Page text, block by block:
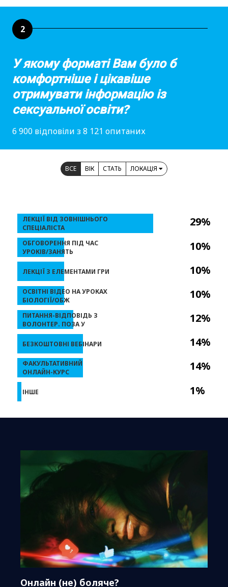
2
У якому форматі Вам було б
комфортніше і цікавіше
отримувати інформацію із
сексуальної освіти?
6 900 відповіли з 8 121 опитаних
ВСЕ ВІК СТАТЬ ЛОКАЦІЯ
29%
10%
10%
10%
12%
14%
14%
1%
ЛЕКЦІЇ ВІД ЗОВНІШНЬОГО
СПЕЦІАЛІСТА
ОБГОВОРЕННЯ ПІД ЧАС
УРОКІВ/ЗАНЯТЬ
ЛЕКЦІЇ З ЕЛЕМЕНТАМИ ГРИ
ОСВІТНІ ВІДЕО НА УРОКАХ
БІОЛОГІЇ/ОБЖ
ПИТАННЯ-ВІДПОВІДЬ З
ВОЛОНТЕР. ПОЗА У
БЕЗКОШТОВНІ ВЕБІНАРИ
ФАКУЛЬТАТИВНИЙ
ОНЛАЙН-КУРС
ІНШЕ
Онлайн (не) боляче?